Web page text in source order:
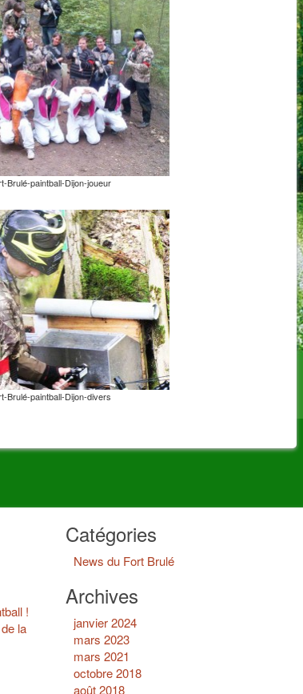
Brulé-paintball-Dijon-joueur
Brulé-paintball-Dijon-divers
!
la
Catégories
News du Fort Brulé
Archives
janvier 2024
mars 2023
mars 2021
octobre 2018
août 2018